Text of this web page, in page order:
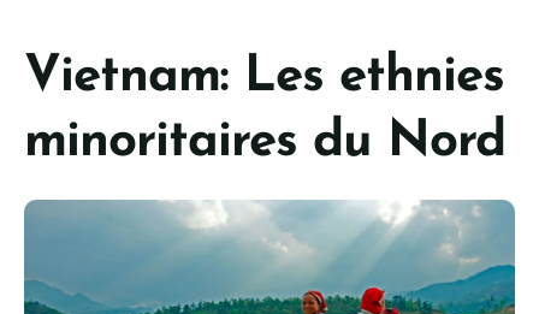
Vietnam: Les ethnies
minoritaires du Nord